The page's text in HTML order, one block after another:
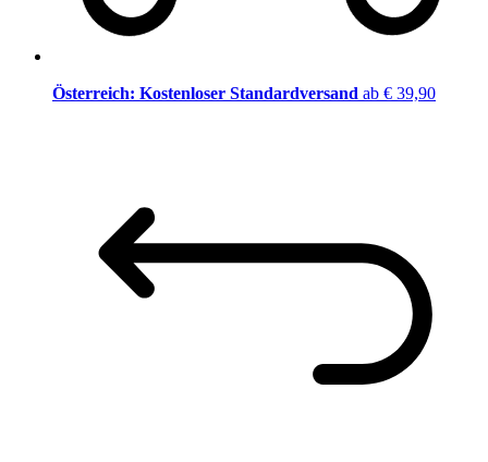
Österreich: Kostenloser Standardversand ab € 39,90